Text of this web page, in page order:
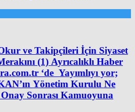
ve Takipçileri İçin Siyaset
(1) Ayrıcalıklı Haber
‘de Yayımlıyı yor;
Yönetim Kurulu Ne
Sonrası Kamuoyuna